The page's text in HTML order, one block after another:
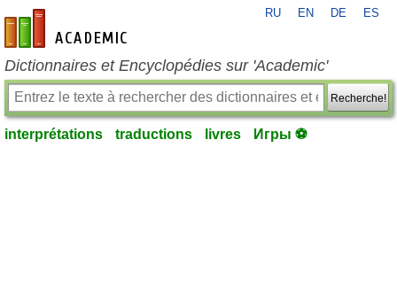
fr-academic.com
RU EN DE ES
Dictionnaires et Encyclopédies sur 'Academic'
Recherche!
interprétations traductions livres Игры ⚽